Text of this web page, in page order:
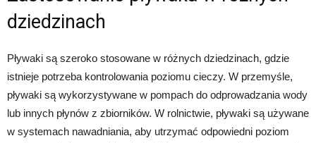
dziedzinach
Pływaki są szeroko stosowane w różnych dziedzinach, gdzie
istnieje potrzeba kontrolowania poziomu cieczy. W przemyśle,
pływaki są wykorzystywane w pompach do odprowadzania wody
lub innych płynów z zbiorników. W rolnictwie, pływaki są używane
w systemach nawadniania, aby utrzymać odpowiedni poziom